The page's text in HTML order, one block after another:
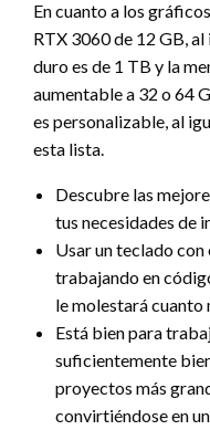
En cuanto a los
RTX 3060 de 12 GB,
duro es de 1 TB y la
aumentable a 32 o 64
es personalizable, al
esta lista.
Descubre las
tus necesidades de
Usar un teclado con
trabajando en
le molestará cuanto
Está bien para
suficientemente
proyectos más
convirtiéndose en